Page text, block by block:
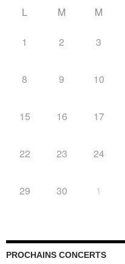
L M M
1 2 3
8 9 10
15 16 17
22 23 24
29 30 1
PROCHAINS CONCERTS